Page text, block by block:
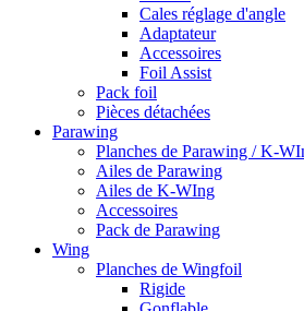
Cales réglage d'angle
Adaptateur
Accessoires
Foil Assist
Pack foil
Pièces détachées
Parawing
Planches de Parawing / K-
Ailes de Parawing
Ailes de K-WIng
Accessoires
Pack de Parawing
Wing
Planches de Wingfoil
Rigide